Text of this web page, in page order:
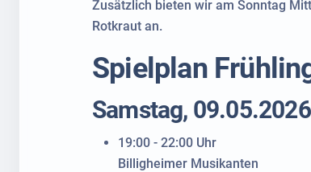
Zusätzlich bieten wir am Sonntag
Rotkraut an.
Spielplan
Samstag, 09.05.2026
19:00 - 22:00 Uhr
Billigheimer Musikanten